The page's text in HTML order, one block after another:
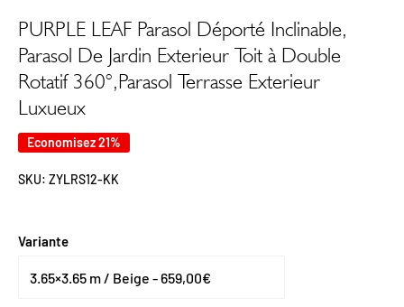
PURPLE LEAF Parasol Déporté Inclinable,
Parasol De Jardin Exterieur Toit à Double
Rotatif 360°,Parasol Terrasse Exterieur
Luxueux
Economisez 21%
SKU: ZYLRS12-KK
Variante